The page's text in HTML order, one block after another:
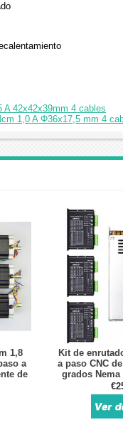
A 42x42x39mm 4 cables
1,0 A Φ36x17,5 mm 4
1,8
a
de
Kit de
a paso CNC
grados
paso y